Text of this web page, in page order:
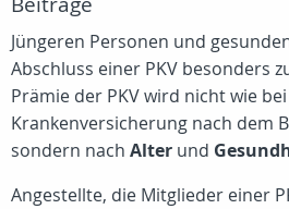
Jüngeren Personen und
Abschluss einer PKV besonders
Prämie der PKV wird nicht wie
Krankenversicherung nach dem
sondern nach Alter und
Angestellte, die Mitglieder einer